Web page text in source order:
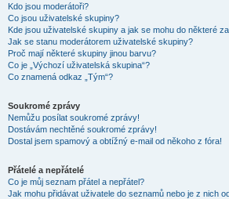
Kdo jsou moderátoři?
Co jsou uživatelské skupiny?
Kde jsou uživatelské skupiny a jak se mohu do některé
Jak se stanu moderátorem uživatelské skupiny?
Proč mají některé skupiny jinou barvu?
Co je „Výchozí uživatelská skupina“?
Co znamená odkaz „Tým“?
Soukromé zprávy
Nemůžu posílat soukromé zprávy!
Dostávám nechtěné soukromé zprávy!
Dostal jsem spamový a obtížný e-mail od někoho z fóra!
Přátelé a nepřátelé
Co je můj seznam přátel a nepřátel?
Jak mohu přidávat uživatele do seznamů nebo je z nich